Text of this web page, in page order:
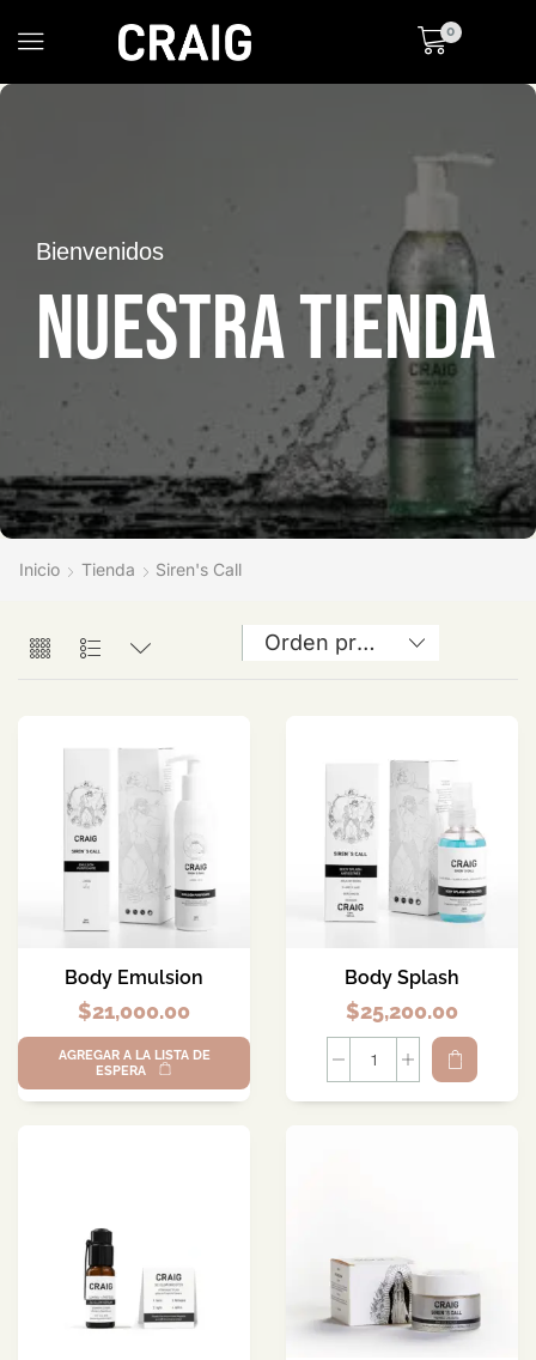
0
Bienvenidos
NUESTRA TIENDA
Inicio Tienda Siren's Call
Body Emulsion
$21,000.00
AGREGAR A LA LISTA DE
ESPERA
Body Splash
$25,200.00